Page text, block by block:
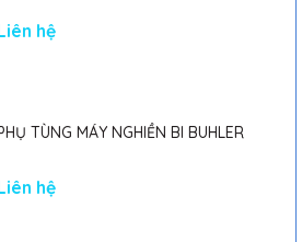
hệ
TÙNG MÁY NGHIỀN BI BUHLER
hệ